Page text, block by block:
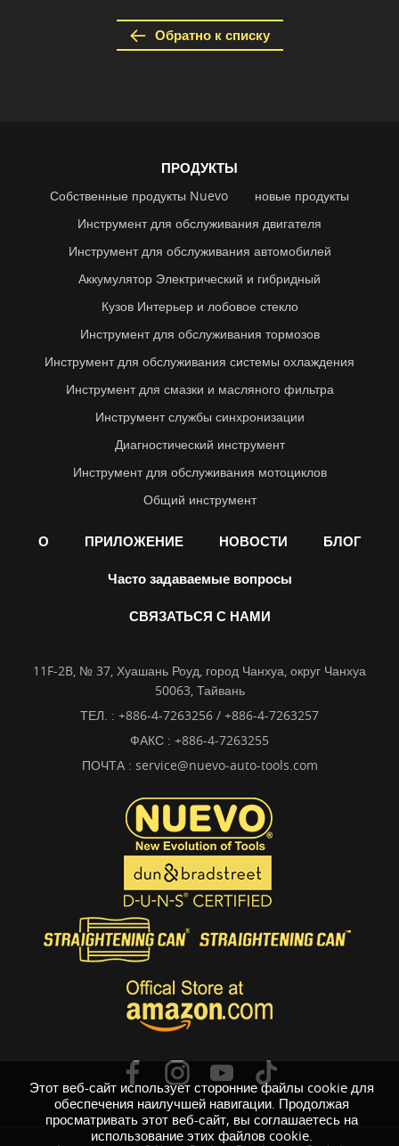
Обратно к списку
Этот веб-сайт использует сторонние файлы cookie для
обеспечения наилучшей навигации. Продолжая
просматривать этот веб-сайт, вы соглашаетесь на
использование этих файлов cookie.
ПРОДУКТЫ
Собственные продукты Nuevo
новые продукты
Инструмент для обслуживания двигателя
Инструмент для обслуживания автомобилей
Аккумулятор Электрический и гибридный
Кузов Интерьер и лобовое стекло
Инструмент для обслуживания тормозов
Инструмент для обслуживания системы охлаждения
Инструмент для смазки и масляного фильтра
Инструмент службы синхронизации
Диагностический инструмент
Инструмент для обслуживания мотоциклов
Общий инструмент
О ПРИЛОЖЕНИЕ НОВОСТИ БЛОГ
Часто задаваемые вопросы
СВЯЗАТЬСЯ С НАМИ
11F-2B, № 37, Хуашань Роуд, город Чанхуа, округ Чанхуа
50063, Тайвань
ТЕЛ. : +886-4-7263256 / +886-4-7263257
ФАКС : +886-4-7263255
ПОЧТА : service@nuevo-auto-tools.com